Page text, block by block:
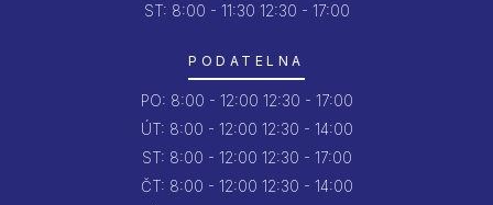
ST: 8:00 - 11:30 12:30 - 17:00
PODATELNA
PO: 8:00 - 12:00 12:30 - 17:00
ÚT: 8:00 - 12:00 12:30 - 14:00
ST: 8:00 - 12:00 12:30 - 17:00
ČT: 8:00 - 12:00 12:30 - 14:00